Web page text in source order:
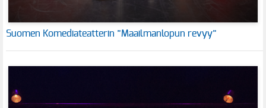
Suomen Komediateatterin ”Maailmanlopun revyy”